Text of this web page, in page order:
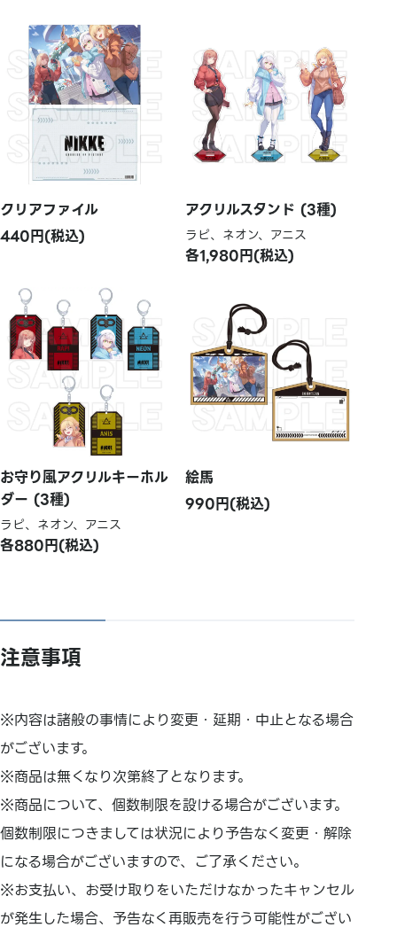
クリアファイル
440円(税込)
アクリルスタンド (3種)
ラピ、ネオン、アニス
各1,980円(税込)
お守り風アクリルキーホル
ダー (3種)
ラピ、ネオン、アニス
各880円(税込)
絵馬
990円(税込)
注意事項
※内容は諸般の事情により変更・延期・中止となる場合
がございます。
※商品は無くなり次第終了となります。
※商品について、個数制限を設ける場合がございます。
個数制限につきましては状況により予告なく変更・解除
になる場合がございますので、ご了承ください。
※お支払い、お受け取りをいただけなかったキャンセル
が発生した場合、予告なく再販売を行う可能性がござい